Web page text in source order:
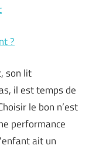
?
son lit
il est temps de
le bon n’est
performance
ait un